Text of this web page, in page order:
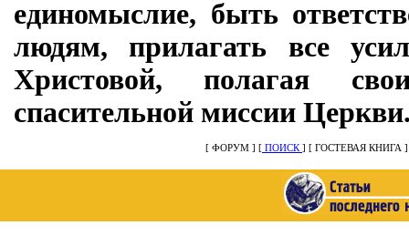
единомыслие, быть
людям, прилагать все
Христовой, полагая
спасительной миссии
[ ФОРУМ ] [ ПОИСК ] [ ГОСТЕВАЯ КНИГА